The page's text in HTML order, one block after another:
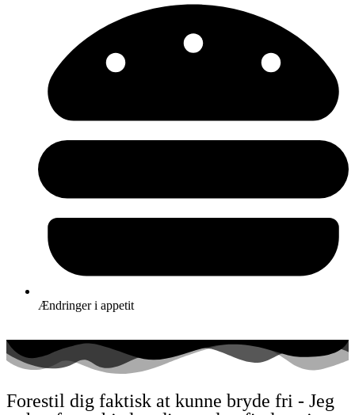
Ændringer i appetit
Forestil dig faktisk at kunne bryde fri - Jeg